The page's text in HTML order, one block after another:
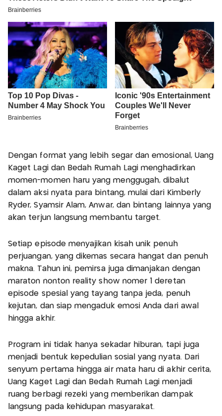
Dengan format yang lebih segar dan emosional, Uang
Kaget Lagi dan Bedah Rumah Lagi menghadirkan
momen-momen haru yang menggugah, dibalut
dalam aksi nyata para bintang, mulai dari Kimberly
Ryder, Syamsir Alam, Anwar, dan bintang lainnya yang
akan terjun langsung membantu target.
Setiap episode menyajikan kisah unik penuh
perjuangan, yang dikemas secara hangat dan penuh
makna. Tahun ini, pemirsa juga dimanjakan dengan
maraton nonton reality show nomer 1 deretan
episode spesial yang tayang tanpa jeda, penuh
kejutan, dan siap mengaduk emosi Anda dari awal
hingga akhir.
Program ini tidak hanya sekadar hiburan, tapi juga
menjadi bentuk kepedulian sosial yang nyata. Dari
senyum pertama hingga air mata haru di akhir cerita,
Uang Kaget Lagi dan Bedah Rumah Lagi menjadi
ruang berbagi rezeki yang memberikan dampak
langsung pada kehidupan masyarakat.